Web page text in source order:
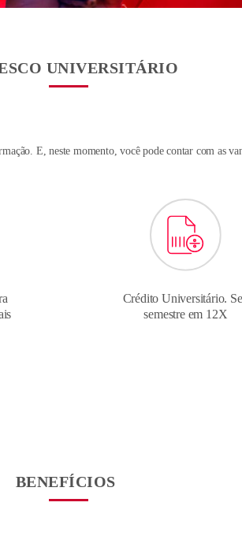
UNIVERSITÁRIO
E, neste momento, você pode contar com as
Crédito Universitário.
semestre em 12X
BENEFÍCIOS